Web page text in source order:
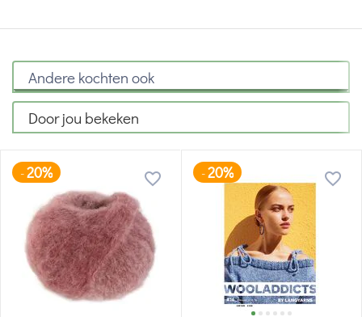
Andere kochten ook
Door jou bekeken
-20% -20%